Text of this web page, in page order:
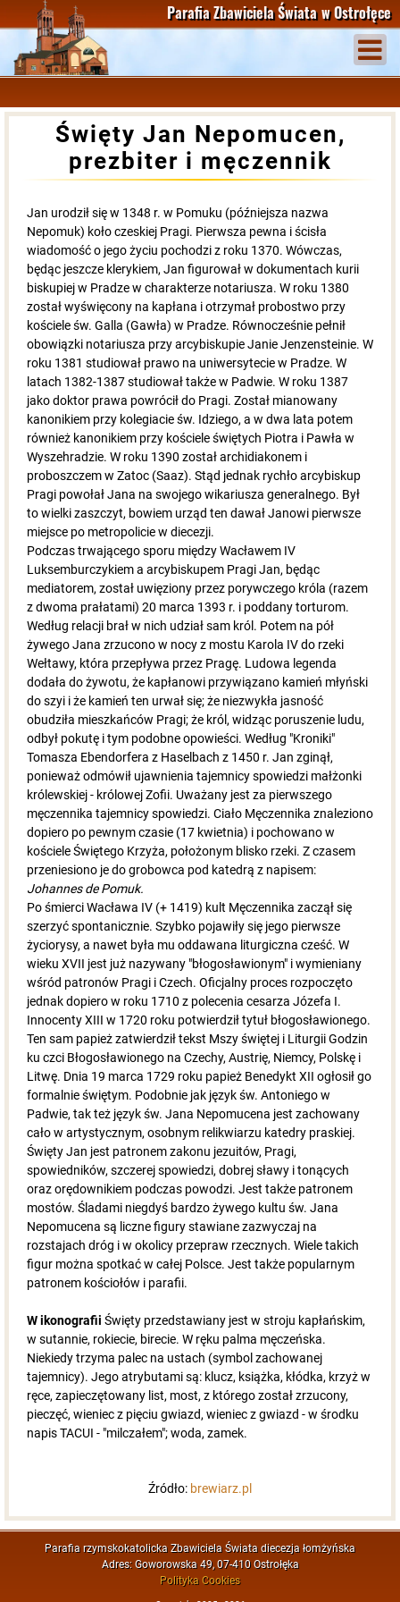
Parafia Zbawiciela Świata w Ostrołęce
Święty Jan Nepomucen,
prezbiter i męczennik
Jan urodził się w 1348 r. w Pomuku (późniejsza nazwa
Nepomuk) koło czeskiej Pragi. Pierwsza pewna i ścisła
wiadomość o jego życiu pochodzi z roku 1370. Wówczas,
będąc jeszcze klerykiem, Jan figurował w dokumentach kurii
biskupiej w Pradze w charakterze notariusza. W roku 1380
został wyświęcony na kapłana i otrzymał probostwo przy
kościele św. Galla (Gawła) w Pradze. Równocześnie pełnił
obowiązki notariusza przy arcybiskupie Janie Jenzensteinie. W
roku 1381 studiował prawo na uniwersytecie w Pradze. W
latach 1382-1387 studiował także w Padwie. W roku 1387
jako doktor prawa powrócił do Pragi. Został mianowany
kanonikiem przy kolegiacie św. Idziego, a w dwa lata potem
również kanonikiem przy kościele świętych Piotra i Pawła w
Wyszehradzie. W roku 1390 został archidiakonem i
proboszczem w Zatoc (Saaz). Stąd jednak rychło arcybiskup
Pragi powołał Jana na swojego wikariusza generalnego. Był
to wielki zaszczyt, bowiem urząd ten dawał Janowi pierwsze
miejsce po metropolicie w diecezji.
Podczas trwającego sporu między Wacławem IV
Luksemburczykiem a arcybiskupem Pragi Jan, będąc
mediatorem, został uwięziony przez porywczego króla (razem
z dwoma prałatami) 20 marca 1393 r. i poddany torturom.
Według relacji brał w nich udział sam król. Potem na pół
żywego Jana zrzucono w nocy z mostu Karola IV do rzeki
Wełtawy, która przepływa przez Pragę. Ludowa legenda
dodała do żywotu, że kapłanowi przywiązano kamień młyński
do szyi i że kamień ten urwał się; że niezwykła jasność
obudziła mieszkańców Pragi; że król, widząc poruszenie ludu,
odbył pokutę i tym podobne opowieści. Według "Kroniki"
Tomasza Ebendorfera z Haselbach z 1450 r. Jan zginął,
ponieważ odmówił ujawnienia tajemnicy spowiedzi małżonki
królewskiej - królowej Zofii. Uważany jest za pierwszego
męczennika tajemnicy spowiedzi. Ciało Męczennika znaleziono
dopiero po pewnym czasie (17 kwietnia) i pochowano w
kościele Świętego Krzyża, położonym blisko rzeki. Z czasem
przeniesiono je do grobowca pod katedrą z napisem:
Johannes de Pomuk.
Po śmierci Wacława IV (+ 1419) kult Męczennika zaczął się
szerzyć spontanicznie. Szybko pojawiły się jego pierwsze
życiorysy, a nawet była mu oddawana liturgiczna cześć. W
wieku XVII jest już nazywany "błogosławionym" i wymieniany
wśród patronów Pragi i Czech. Oficjalny proces rozpoczęto
jednak dopiero w roku 1710 z polecenia cesarza Józefa I.
Innocenty XIII w 1720 roku potwierdził tytuł błogosławionego.
Ten sam papież zatwierdził tekst Mszy świętej i Liturgii Godzin
ku czci Błogosławionego na Czechy, Austrię, Niemcy, Polskę i
Litwę. Dnia 19 marca 1729 roku papież Benedykt XII ogłosił go
formalnie świętym. Podobnie jak język św. Antoniego w
Padwie, tak też język św. Jana Nepomucena jest zachowany
cało w artystycznym, osobnym relikwiarzu katedry praskiej.
Święty Jan jest patronem zakonu jezuitów, Pragi,
spowiedników, szczerej spowiedzi, dobrej sławy i tonących
oraz orędownikiem podczas powodzi. Jest także patronem
mostów. Śladami niegdyś bardzo żywego kultu św. Jana
Nepomucena są liczne figury stawiane zazwyczaj na
rozstajach dróg i w okolicy przepraw rzecznych. Wiele takich
figur można spotkać w całej Polsce. Jest także popularnym
patronem kościołów i parafii.
W ikonografii Święty przedstawiany jest w stroju kapłańskim,
w sutannie, rokiecie, birecie. W ręku palma męczeńska.
Niekiedy trzyma palec na ustach (symbol zachowanej
tajemnicy). Jego atrybutami są: klucz, książka, kłódka, krzyż w
ręce, zapieczętowany list, most, z którego został zrzucony,
pieczęć, wieniec z pięciu gwiazd, wieniec z gwiazd - w środku
napis TACUI - "milczałem"; woda, zamek.
Źródło: brewiarz.pl
Parafia rzymskokatolicka Zbawiciela Świata diecezja łomżyńska
Adres: Goworowska 49, 07-410 Ostrołęka
Polityka Cookies